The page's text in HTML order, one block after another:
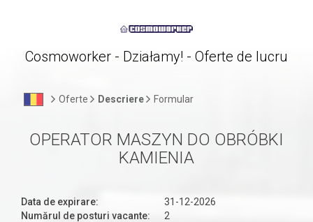
Cosmoworker - Działamy! - Oferte de lucru
Oferte Descriere Formular
OPERATOR MASZYN DO OBRÓBKI
KAMIENIA
Data de expirare:
31-12-2026
Numărul de posturi vacante:
2